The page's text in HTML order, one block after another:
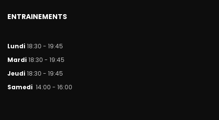
ENTRAINEMENTS
Lundi 18:30 - 19:45
Mardi 18:30 - 19:45
Jeudi 18:30 - 19:45
Samedi 14:00 - 16:00